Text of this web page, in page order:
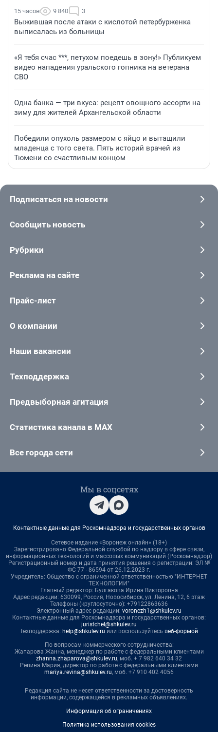
15 часов 9 840 3
Выжившая после атаки с кислотой петербурженка
выписалась из больницы
«Я тебя счас ***, петухом поедешь в зону!» Публикуем
видео нападения уральского гопника на ветерана
СВО
Одна банка — три вкуса: рецепт овощного ассорти на
зиму для жителей Архангельской области
Победили опухоль размером с яйцо и вытащили
младенца с того света. Пять историй врачей из
Тюмени со счастливым концом
Подписаться на новости
Сообщить новость
Рубрики
Реклама на сайте
Прайс-лист
О компании
Наши вакансии
Техподдержка
Предвыборная агитация
Статистика канала в MAX
Все города сети
Мы в соцсетях
Контактные данные для Роскомнадзора и государственных органов
Сетевое издание «Воронеж онлайн» (18+)
Зарегистрировано Федеральной службой по надзору в сфере связи,
информационных технологий и массовых коммуникаций (Роскомнадзор)
Регистрационный номер и дата принятия решения о регистрации: ЭЛ №
ФС 77 - 86594 от 26.12.2023 г.
Учредитель: Общество с ограниченной ответственностью "ИНТЕРНЕТ
ТЕХНОЛОГИИ"
Главный редактор: Булгакова Ирина Викторовна
Адрес редакции: 630099, Россия, Новосибирск, ул. Ленина, 12, 6 этаж
Телефоны (круглосуточно): +79122863636
Электронный адрес редакции: voronezh1@shkulev.ru
Контактные данные для Роскомнадзора и государственных органов:
juristchel@shkulev.ru
Техподдержка: help@shkulev.ru или воспользуйтесь веб-формой
По вопросам коммерческого сотрудничества:
Жапарова Жанна, менеджер по работе с федеральными клиентами
zhanna.zhaparova@shkulev.ru, моб. + 7 982 640 34 32
Ревина Мария, директор по работе с федеральными клиентами
mariya.revina@shkulev.ru, моб. +7 910 402 4056
Редакция сайта не несет ответственности за достоверность
информации, содержащейся в рекламных объявлениях.
Информация об ограничениях
Политика использования cookies